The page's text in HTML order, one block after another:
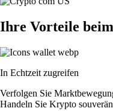
Ihre Vorteile
In Echtzeit zugreifen
Verfolgen Sie
Handeln Sie Krypto